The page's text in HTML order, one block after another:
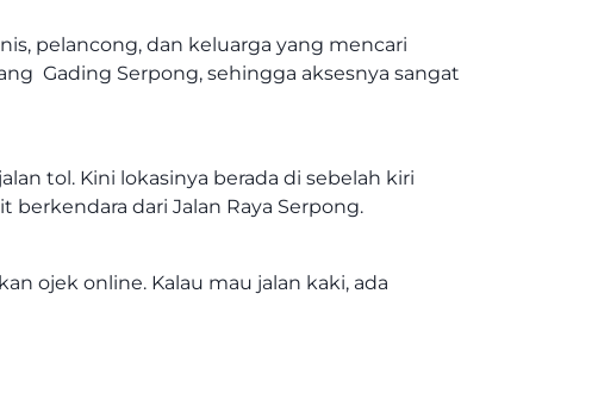
pelancong, dan keluarga yang mencari
Gading Serpong, sehingga aksesnya sangat
tol. Kini lokasinya berada di sebelah kiri
dari Jalan Raya Serpong.
ojek online. Kalau mau jalan kaki, ada